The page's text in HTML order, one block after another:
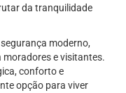
da tranquilidade
moderno,
e visitantes.
conforto e
opção para viver